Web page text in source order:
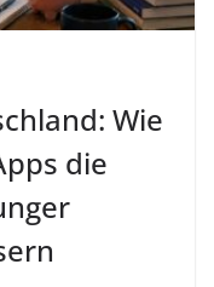
Wie
die